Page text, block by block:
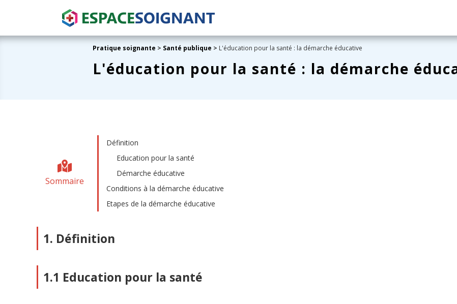
Pratique soignante > Santé publique > L'éducation pour la santé : la démarche éducative
L'éducation pour la santé : la démarche
Sommaire
Définition
Education pour la santé
Démarche éducative
Conditions à la démarche éducative
Etapes de la démarche éducative
1. Définition
1.1 Education pour la santé